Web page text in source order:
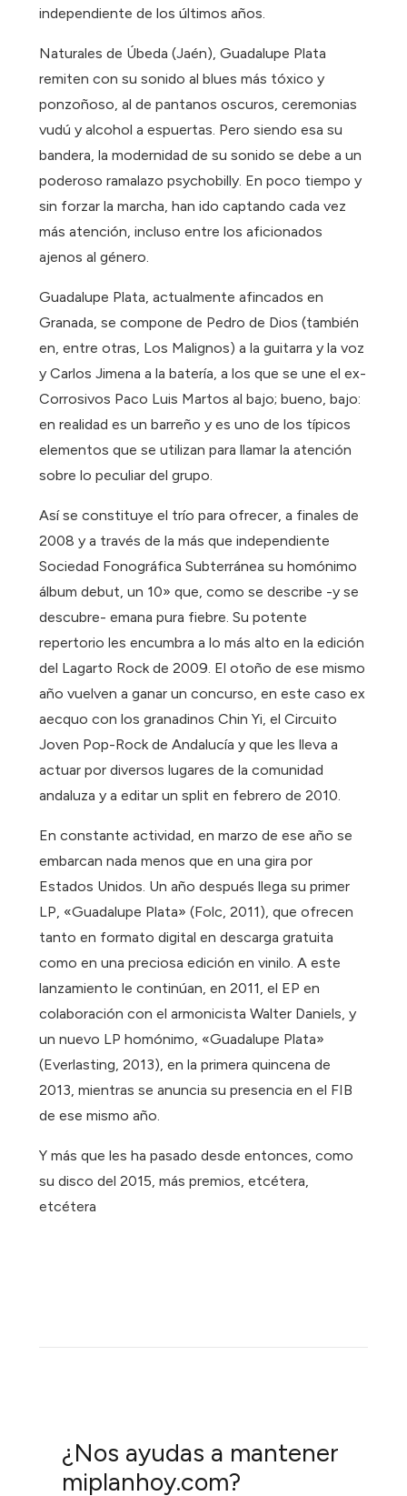
independiente de los últimos años.
Naturales de Úbeda (Jaén), Guadalupe Plata
remiten con su sonido al blues más tóxico y
ponzoñoso, al de pantanos oscuros, ceremonias
vudú y alcohol a espuertas. Pero siendo esa su
bandera, la modernidad de su sonido se debe a un
poderoso ramalazo psychobilly. En poco tiempo y
sin forzar la marcha, han ido captando cada vez
más atención, incluso entre los aficionados
ajenos al género.
Guadalupe Plata, actualmente afincados en
Granada, se compone de Pedro de Dios (también
en, entre otras, Los Malignos) a la guitarra y la voz
y Carlos Jimena a la batería, a los que se une el ex-
Corrosivos Paco Luis Martos al bajo; bueno, bajo:
en realidad es un barreño y es uno de los típicos
elementos que se utilizan para llamar la atención
sobre lo peculiar del grupo.
Así se constituye el trío para ofrecer, a finales de
2008 y a través de la más que independiente
Sociedad Fonográfica Subterránea su homónimo
álbum debut, un 10» que, como se describe -y se
descubre- emana pura fiebre. Su potente
repertorio les encumbra a lo más alto en la edición
del Lagarto Rock de 2009. El otoño de ese mismo
año vuelven a ganar un concurso, en este caso ex
aecquo con los granadinos Chin Yi, el Circuito
Joven Pop-Rock de Andalucía y que les lleva a
actuar por diversos lugares de la comunidad
andaluza y a editar un split en febrero de 2010.
En constante actividad, en marzo de ese año se
embarcan nada menos que en una gira por
Estados Unidos. Un año después llega su primer
LP, «Guadalupe Plata» (Folc, 2011), que ofrecen
tanto en formato digital en descarga gratuita
como en una preciosa edición en vinilo. A este
lanzamiento le continúan, en 2011, el EP en
colaboración con el armonicista Walter Daniels, y
un nuevo LP homónimo, «Guadalupe Plata»
(Everlasting, 2013), en la primera quincena de
2013, mientras se anuncia su presencia en el FIB
de ese mismo año.
Y más que les ha pasado desde entonces, como
su disco del 2015, más premios, etcétera,
etcétera
¿Nos ayudas a mantener
miplanhoy.com?